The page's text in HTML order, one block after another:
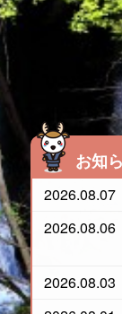
お知
2026.08.07
2026.08.06
2026.08.03